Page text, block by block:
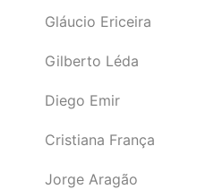
Gláucio Ericeira
Gilberto Léda
Diego Emir
Cristiana França
Jorge Aragão